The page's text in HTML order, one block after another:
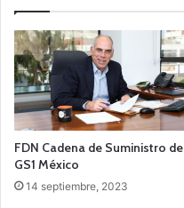
FDN Cadena de Suministro de
GS1 México
14 septiembre, 2023